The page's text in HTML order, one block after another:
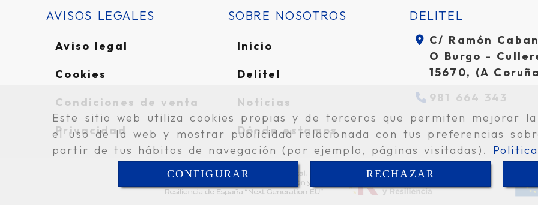
Este sitio web utiliza cookies propias y de terceros que permiten mejorar
el uso de la web y mostrar publicidad relacionada con tus preferencias
partir de tus hábitos de navegación (por ejemplo, páginas visitadas).
CONFIGURAR RECHAZAR
AVISOS LEGALES
Aviso legal
Cookies
Condiciones de venta
Privacidad
SOBRE NOSOTROS
Inicio
Delitel
Noticias
Dónde estamos
DELITEL
C/ Ramón
O Burgo -
15670, (A
981 664 343